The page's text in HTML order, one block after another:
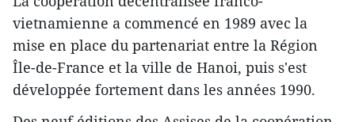
vietnamienne ​a commencé en 1989 avec la
mise en place du partenariat entre la Région
Île-de-France et la ville de Hanoi, puis ​s'est
développée fortement dans les années 1990.